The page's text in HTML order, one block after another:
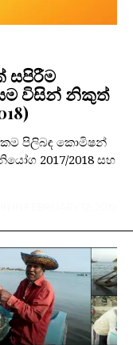
සපිරීම
විසින් නිකුත්
පිලිබඳ කොමිෂන්
2017/2018 සහ